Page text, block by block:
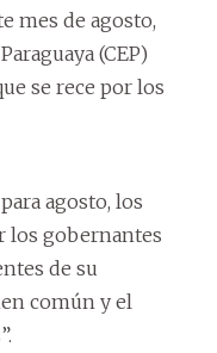
mes de agosto,
(CEP)
se rece por los
agosto, los
los gobernantes
de su
común y el